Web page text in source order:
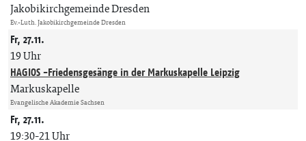
Jakobikirchgemeinde Dresden
Ev.-Luth. Jakobikirchgemeinde Dresden
Fr, 27.11.
19 Uhr
HAGIOS -Friedensgesänge in der Markuskapelle Leipzig
Markuskapelle
Evangelische Akademie Sachsen
Fr, 27.11.
19:30-21 Uhr